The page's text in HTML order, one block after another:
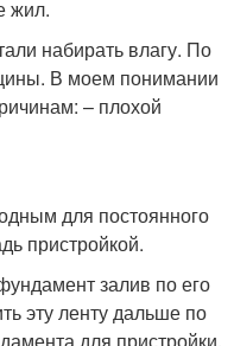
жил.
набирать влагу. По
В моем понимании
– плохой
для постоянного
пристройкой.
залив по его
эту ленту дальше по